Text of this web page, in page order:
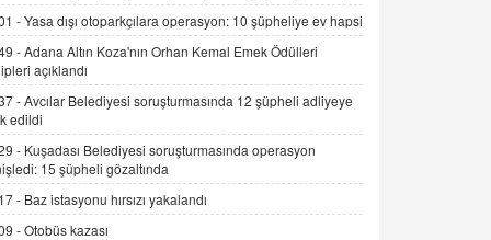
9.12.2025 10:11
İNCİ GÜL AKÖL
Trump Keşke Adana'yı da Ziyaret Etse...
06.07.2026 13:00
ADEM AKÖL
Esed Destekçilerinin Yüzüne Vurulan
Şamar: Sednaya
11.12.2024 12:30
-Yasa dışı otoparkçılara operasyon: 10 şüpheliye ev hapsi
-Adana Altın Koza'nın Orhan Kemal Emek Ödülleri
açıklandı
-Avcılar Belediyesi soruşturmasında 12 şüpheli adliyeye
edildi
- Kuşadası Belediyesi soruşturmasında operasyon
15 şüpheli gözaltında
- Baz istasyonu hırsızı yakalandı
-Otobüs kazası